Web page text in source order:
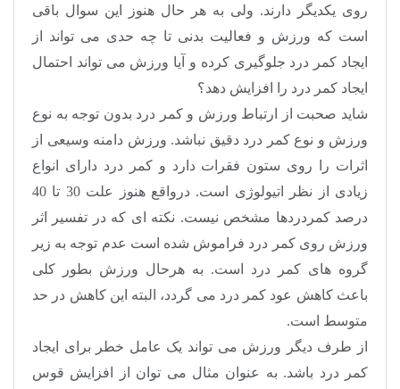
روی یکدیگر دارند. ولی به هر حال هنوز این سوال باقی
است که ورزش و فعالیت بدنی تا چه حدی می تواند از
ایجاد کمر درد جلوگیری کرده و آیا ورزش می تواند احتمال
ایجاد کمر درد را افزایش دهد؟
شاید صحبت از ارتباط ورزش و کمر درد بدون توجه به نوع
ورزش و نوع کمر درد دقیق نباشد. ورزش دامنه وسیعی از
اثرات را روی ستون فقرات دارد و کمر درد دارای انواع
زیادی از نظر اتیولوژی است. درواقع هنوز علت 30 تا 40
درصد کمردردها مشخص نیست. نکته ای که در تفسیر اثر
ورزش روی کمر درد فراموش شده است عدم توجه به زیر
گروه های کمر درد است. به هرحال ورزش بطور کلی
باعث کاهش عود کمر درد می گردد، البته این کاهش در حد
متوسط است.
از طرف دیگر ورزش می تواند یک عامل خطر برای ایجاد
کمر درد باشد. به عنوان مثال می توان از افزایش قوس